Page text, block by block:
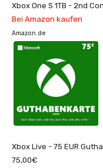
Xbox One S 1TB - 2nd
Bei Amazon kaufen
Amazon.de
Xbox Live - 75 EUR
75,00€